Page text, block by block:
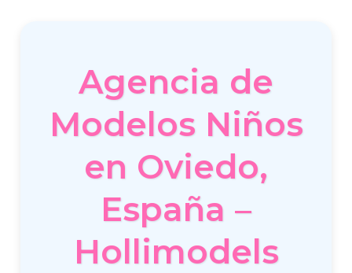
Agencia de
Modelos Niños
en Oviedo,
España –
Hollimodels